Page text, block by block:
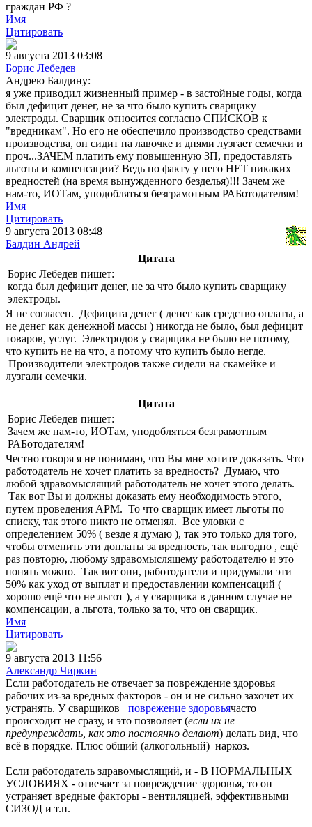
граждан РФ ?
Имя
Цитировать
9 августа 2013 03:08
Борис Лебедев
Андрею Балдину:
я уже приводил жизненный пример - в застойные годы, когда
был дефицит денег, не за что было купить сварщику
электроды. Сварщик относится согласно СПИСКОВ к
"вредникам". Но его не обеспечило производство средствами
производства, он сидит на лавочке и днями лузгает семечки и
проч...ЗАЧЕМ платить ему повышенную ЗП, предоставлять
льготы и компенсации? Ведь по факту у него НЕТ никаких
вредностей (на время вынужденного безделья)!!! Зачем же
нам-то, ИОТам, уподобляться безграмотным РАБотодателям!
Имя
Цитировать
9 августа 2013 08:48
Балдин Андрей
Цитата
Борис Лебедев пишет:
когда был дефицит денег, не за что было купить сварщику
электроды.
Я не согласен. Дефицита денег ( денег как средство оплаты, а
не денег как денежной массы ) никогда не было, был дефицит
товаров, услуг. Электродов у сварщика не было не потому,
что купить не на что, а потому что купить было негде.
Производители электродов также сидели на скамейке и
лузгали семечки.
Цитата
Борис Лебедев пишет:
Зачем же нам-то, ИОТам, уподобляться безграмотным
РАБотодателям!
Честно говоря я не понимаю, что Вы мне хотите доказать. Что
работодатель не хочет платить за вредность? Думаю, что
любой здравомыслящий работодатель не хочет этого делать.
Так вот Вы и должны доказать ему необходимость этого,
путем проведения АРМ. То что сварщик имеет льготы по
списку, так этого никто не отменял. Все уловки с
определением 50% ( везде я думаю ), так это только для того,
чтобы отменить эти доплаты за вредность, так выгодно , ещё
раз повторю, любому здравомыслящему работодателю и это
понять можно. Так вот они, работодатели и придумали эти
50% как уход от выплат и предоставлении компенсаций (
хорошо ещё что не льгот ), а у сварщика в данном случае не
компенсации, а льгота, только за то, что он сварщик.
Имя
Цитировать
9 августа 2013 11:56
Александр Чиркин
Если работодатель не отвечает за повреждение здоровья
рабочих из-за вредных факторов - он и не сильно захочет их
устранять. У сварщиков поврежение здоровьячасто
происходит не сразу, и это позволяет (если их не
предупреждать, как это постоянно делают) делать вид, что
всё в порядке. Плюс общий (алкогольный) наркоз.
Если работодатель здравомыслящий, и - В НОРМАЛЬНЫХ
УСЛОВИЯХ - отвечает за повреждение здоровья, то он
устраняет вредные факторы - вентиляцией, эффективными
СИЗОД и т.п.